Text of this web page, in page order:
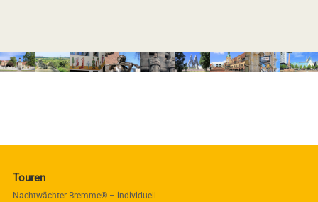
Touren
Nachtwächter Bremme® – individuell